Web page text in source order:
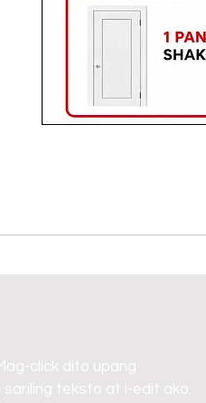
click dito upang
teksto at i-edit ako.